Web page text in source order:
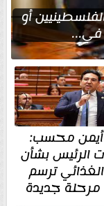
أو
في...
أيمن محسب:
الرئيس بشأن
ترسم
جديدة